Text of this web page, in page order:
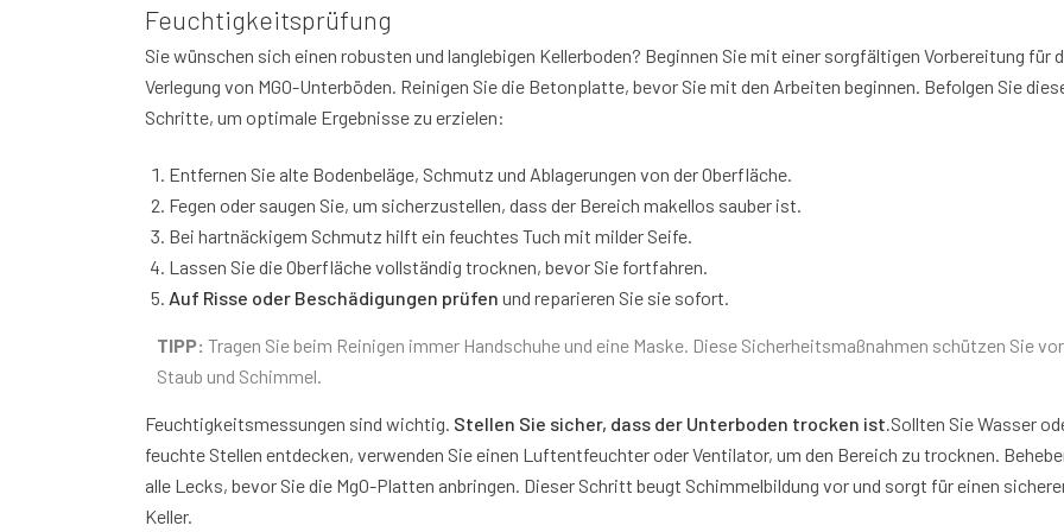
Feuchtigkeitsprüfung
Sie wünschen sich einen robusten und langlebigen Kellerboden? Beginnen Sie mit einer sorgfältigen Vorbereitung für
Verlegung von MGO-Unterböden. Reinigen Sie die Betonplatte, bevor Sie mit den Arbeiten beginnen. Befolgen Sie
Schritte, um optimale Ergebnisse zu erzielen:
Entfernen Sie alte Bodenbeläge, Schmutz und Ablagerungen von der Oberfläche.
Fegen oder saugen Sie, um sicherzustellen, dass der Bereich makellos sauber ist.
Bei hartnäckigem Schmutz hilft ein feuchtes Tuch mit milder Seife.
Lassen Sie die Oberfläche vollständig trocknen, bevor Sie fortfahren.
Auf Risse oder Beschädigungen prüfen und reparieren Sie sie sofort.
TIPP: Tragen Sie beim Reinigen immer Handschuhe und eine Maske. Diese Sicherheitsmaßnahmen schützen Sie vor
Staub und Schimmel.
Feuchtigkeitsmessungen sind wichtig. Stellen Sie sicher, dass der Unterboden trocken ist.Sollten Sie Wasser
feuchte Stellen entdecken, verwenden Sie einen Luftentfeuchter oder Ventilator, um den Bereich zu trocknen.
alle Lecks, bevor Sie die MgO-Platten anbringen. Dieser Schritt beugt Schimmelbildung vor und sorgt für einen
Keller.